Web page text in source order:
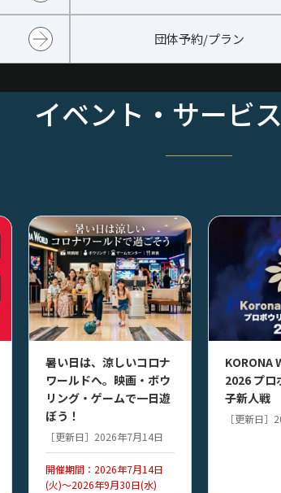
団体予約/プラン
イベント・サービ
暑い日は、涼しいコロナ
ワールドへ。映画・ボウ
リング・ゲームで一日遊
ぼう！
［更新日］2026年7月14日
開催期間：2026年7月14日
(火)～2026年9月30日(水)
KORONA
2026 プロ
子新人戦
［更新日］